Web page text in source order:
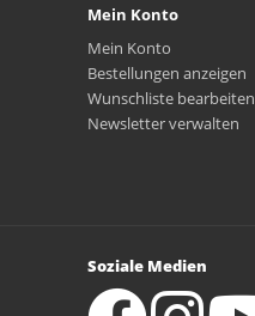
Mein Konto
Mein Konto
Bestellungen anzeigen
Wunschliste bearbeiten
Newsletter verwalten
Soziale Medien